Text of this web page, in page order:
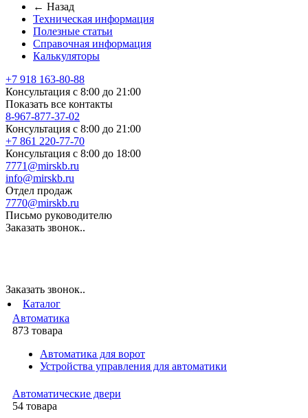
← Назад
Техническая информация
Полезные статьи
Справочная информация
Калькуляторы
+7 918 163-80-88
Консультация с 8:00 до 21:00
Показать все контакты
8-967-877-37-02
Консультация с 8:00 до 21:00
+7 861 220-77-70
Консультация с 8:00 до 18:00
7771@mirskb.ru
info@mirskb.ru
Отдел продаж
7770@mirskb.ru
Письмо руководителю
Заказать звонок..
Заказать звонок..
Каталог
Автоматика
873 товара
Автоматика для ворот
Устройства управления для автоматики
Автоматические двери
54 товара